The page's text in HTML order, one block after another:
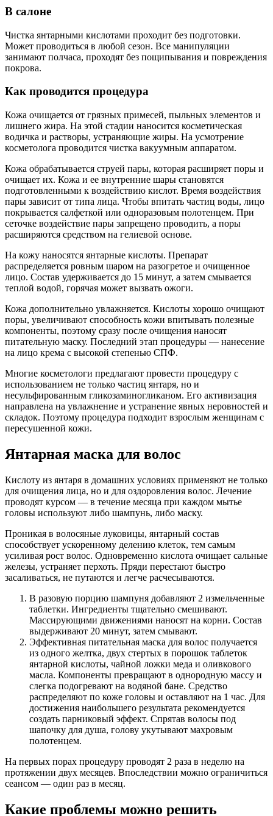
В салоне
Чистка янтарными кислотами проходит без подготовки.
Может проводиться в любой сезон. Все манипуляции
занимают полчаса, проходят без пощипывания и повреждения
покрова.
Как проводится процедура
Кожа очищается от грязных примесей, пыльных элементов и
лишнего жира. На этой стадии наносится косметическая
водичка и растворы, устраняющие жиры. На усмотрение
косметолога проводится чистка вакуумным аппаратом.
Кожа обрабатывается струей пары, которая расширяет поры и
очищает их. Кожа и ее внутренние шары становятся
подготовленными к воздействию кислот. Время воздействия
пары зависит от типа лица. Чтобы впитать частиц воды, лицо
покрывается салфеткой или одноразовым полотенцем. При
сеточке воздействие пары запрещено проводить, а поры
расширяются средством на гелиевой основе.
На кожу наносятся янтарные кислоты. Препарат
распределяется ровным шаром на разогретое и очищенное
лицо. Состав удерживается до 15 минут, а затем смывается
теплой водой, горячая может вызвать ожоги.
Кожа дополнительно увлажняется. Кислоты хорошо очищают
поры, увеличивают способность кожи впитывать полезные
компоненты, поэтому сразу после очищения наносят
питательную маску. Последний этап процедуры — нанесение
на лицо крема с высокой степенью СПФ.
Многие косметологи предлагают провести процедуру с
использованием не только частиц янтаря, но и
несульфированным гликозаминогликаном. Его активизация
направлена на увлажнение и устранение явных неровностей и
складок. Поэтому процедура подходит взрослым женщинам с
пересушенной кожи.
Янтарная маска для волос
Кислоту из янтаря в домашних условиях применяют не только
для очищения лица, но и для оздоровления волос. Лечение
проводят курсом — в течение месяца при каждом мытье
головы используют либо шампунь, либо маску.
Проникая в волосяные луковицы, янтарный состав
способствует ускоренному делению клеток, тем самым
усиливая рост волос. Одновременно кислота очищает сальные
железы, устраняет перхоть. Пряди перестают быстро
засаливаться, не путаются и легче расчесываются.
В разовую порцию шампуня добавляют 2 измельченные
таблетки. Ингредиенты тщательно смешивают.
Массирующими движениями наносят на корни. Состав
выдерживают 20 минут, затем смывают.
Эффективная питательная маска для волос получается
из одного желтка, двух стертых в порошок таблеток
янтарной кислоты, чайной ложки меда и оливкового
масла. Компоненты превращают в однородную массу и
слегка подогревают на водяной бане. Средство
распределяют по коже головы и оставляют на 1 час. Для
достижения наибольшего результата рекомендуется
создать парниковый эффект. Спрятав волосы под
шапочку для душа, голову укутывают махровым
полотенцем.
На первых порах процедуру проводят 2 раза в неделю на
протяжении двух месяцев. Впоследствии можно ограничиться
сеансом — один раз в месяц.
Какие проблемы можно решить